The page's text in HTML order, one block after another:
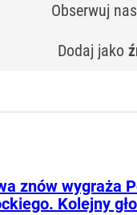
Obserwuj nas
Dodaj jako
znów wygraża
Kolejny